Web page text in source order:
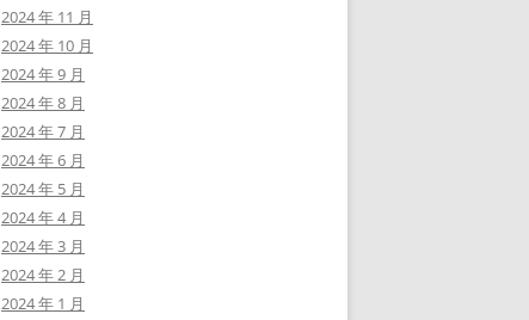
2024 年 11 月
2024 年 10 月
2024 年 9 月
2024 年 8 月
2024 年 7 月
2024 年 6 月
2024 年 5 月
2024 年 4 月
2024 年 3 月
2024 年 2 月
2024 年 1 月